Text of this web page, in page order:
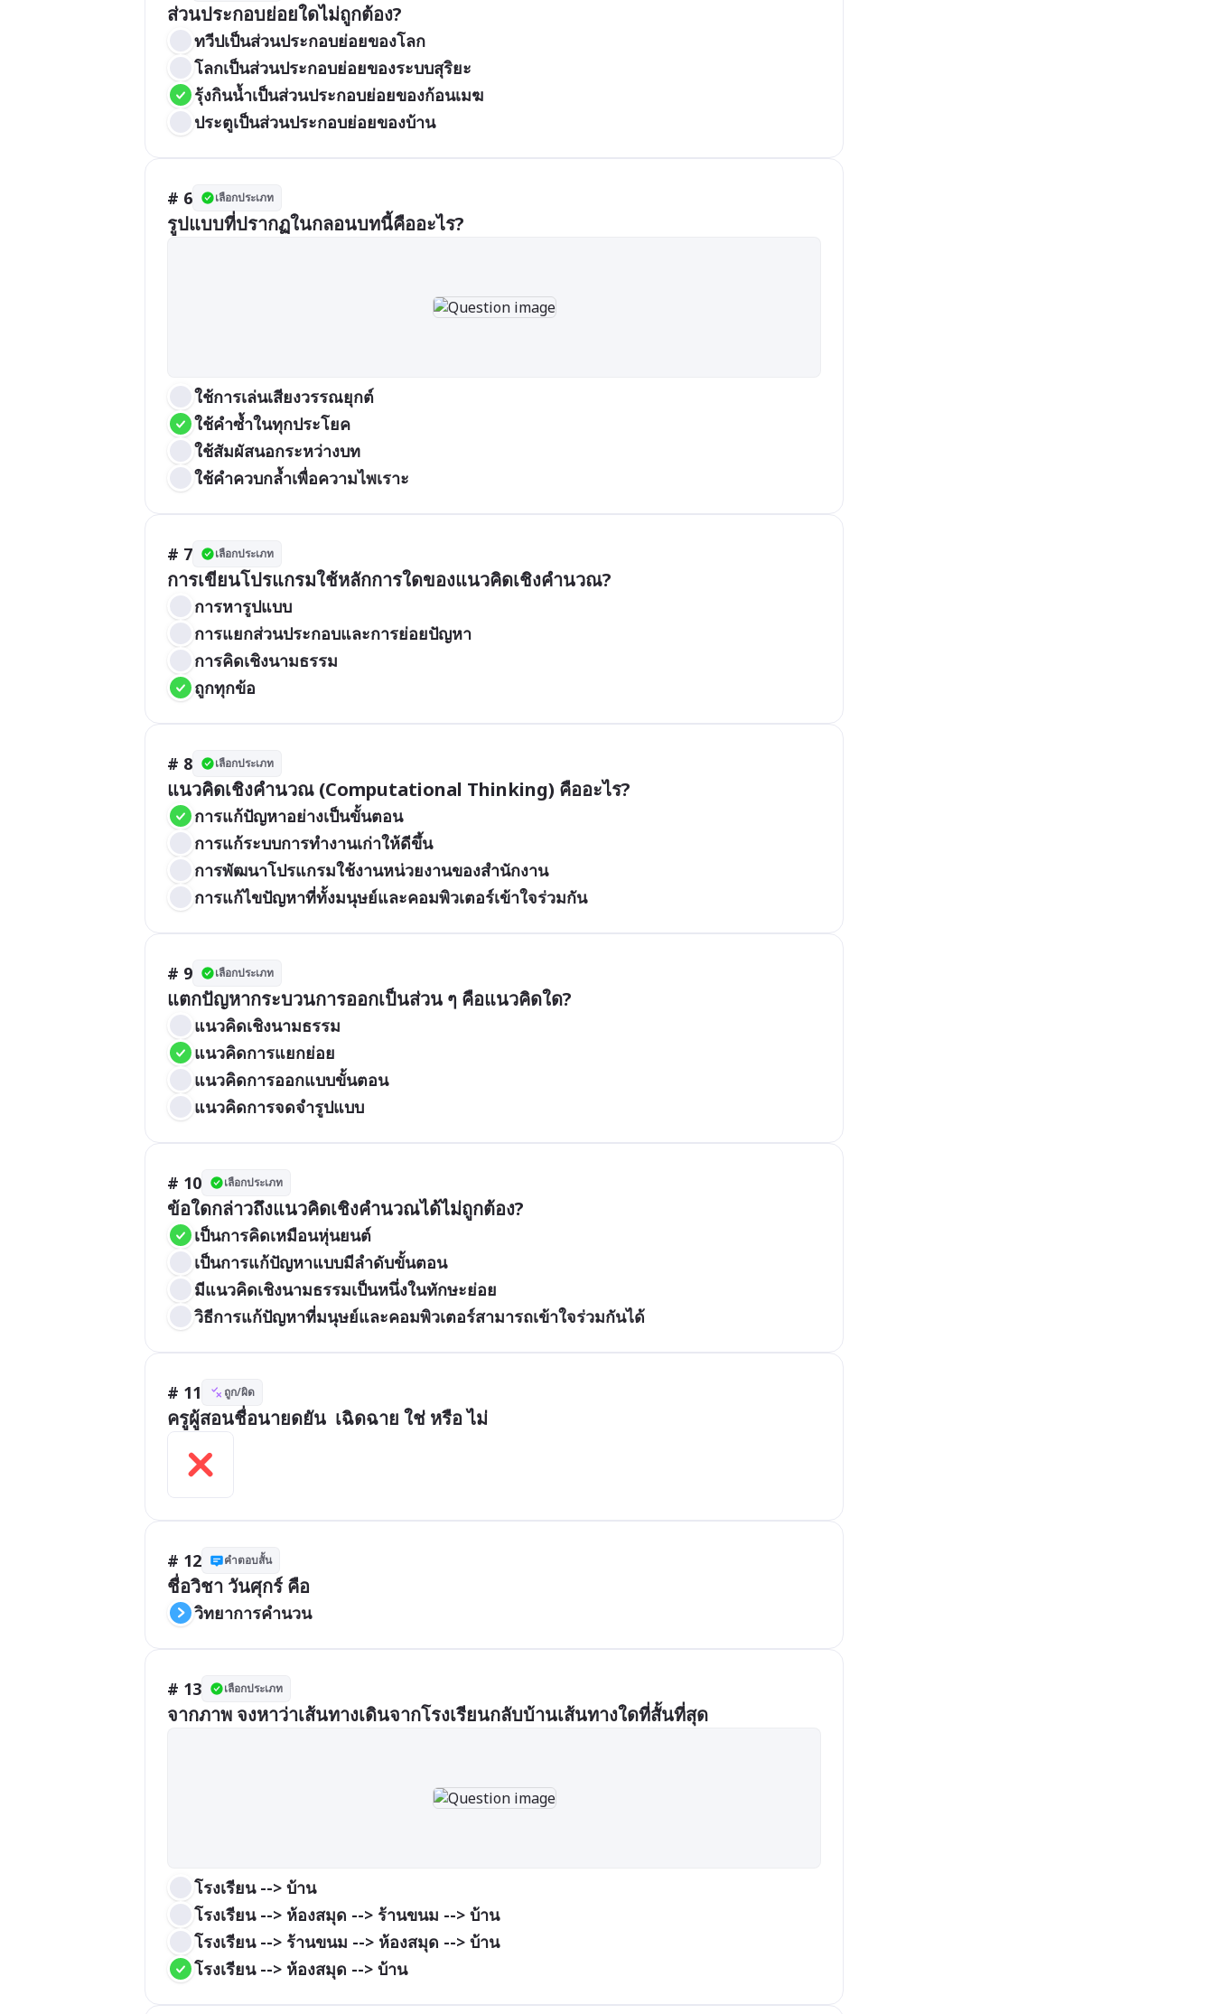
ส่วนประกอบย่อยใดไม่ถูกต้อง?
ทวีปเป็นส่วนประกอบย่อยของโลก
โลกเป็นส่วนประกอบย่อยของระบบสุริยะ
รุ้งกินน้ำเป็นส่วนประกอบย่อยของก้อนเมฆ
ประตูเป็นส่วนประกอบย่อยของบ้าน
# 6 เลือกประเภท
รูปแบบที่ปรากฏในกลอนบทนี้คืออะไร?
ใช้การเล่นเสียงวรรณยุกต์
ใช้คำซ้ำในทุกประโยค
ใช้สัมผัสนอกระหว่างบท
ใช้คำควบกล้ำเพื่อความไพเราะ
# 7 เลือกประเภท
การเขียนโปรแกรมใช้หลักการใดของแนวคิดเชิงคำนวณ?
การหารูปแบบ
การแยกส่วนประกอบและการย่อยปัญหา
การคิดเชิงนามธรรม
ถูกทุกข้อ
# 8 เลือกประเภท
แนวคิดเชิงคำนวณ (Computational Thinking) คืออะไร?
การแก้ปัญหาอย่างเป็นขั้นตอน
การแก้ระบบการทำงานเก่าให้ดีขึ้น
การพัฒนาโปรแกรมใช้งานหน่วยงานของสำนักงาน
การแก้ไขปัญหาที่ทั้งมนุษย์และคอมพิวเตอร์เข้าใจร่วมกัน
# 9 เลือกประเภท
แตกปัญหากระบวนการออกเป็นส่วน ๆ คือแนวคิดใด?
แนวคิดเชิงนามธรรม
แนวคิดการแยกย่อย
แนวคิดการออกแบบขั้นตอน
แนวคิดการจดจำรูปแบบ
# 10 เลือกประเภท
ข้อใดกล่าวถึงแนวคิดเชิงคำนวณได้ไม่ถูกต้อง?
เป็นการคิดเหมือนหุ่นยนต์
เป็นการแก้ปัญหาแบบมีลำดับขั้นตอน
มีแนวคิดเชิงนามธรรมเป็นหนึ่งในทักษะย่อย
วิธีการแก้ปัญหาที่มนุษย์และคอมพิวเตอร์สามารถเข้าใจร่วมกันได้
# 11 ถูก/ผิด
ครูผู้สอนชื่อนายดยัน  เฉิดฉาย ใช่ หรือ ไม่
# 12 คำตอบสั้น
ชื่อวิชา วันศุกร์ คือ
วิทยาการคำนวน
# 13 เลือกประเภท
จากภาพ จงหาว่าเส้นทางเดินจากโรงเรียนกลับบ้านเส้นทางใดที่สั้นที่สุด
โรงเรียน --> บ้าน
โรงเรียน --> ห้องสมุด --> ร้านขนม --> บ้าน
โรงเรียน --> ร้านขนม --> ห้องสมุด --> บ้าน
โรงเรียน --> ห้องสมุด --> บ้าน